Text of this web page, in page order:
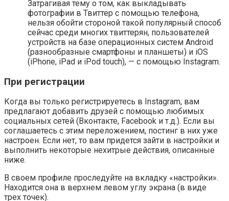
Затрагивая тему о том, как выкладывать
фотографии в Твиттер с помощью телефона,
нельзя обойти стороной такой популярный способ
сейчас среди многих твиттерян, пользователей
устройств на базе операционных систем Android
(разнообразные смартфоны и планшеты) и iOS
(iPhone, iPad и iPod touch), — с помощью Instagram.
При регистрации
Когда вы только регистрируетесь в Instagram, вам
предлагают добавить друзей с помощью любимых
социальных сетей (Вконтакте, Facebook и т.д.). Если вы
соглашаетесь с этим переложением, постинг в них уже
настроен. Если нет, то вам придется зайти в настройки и
выполнить некоторые нехитрые действия, описанные
ниже.
В своем профиле проследуйте на вкладку «настройки».
Находится она в верхнем левом углу экрана (в виде
трех точек).